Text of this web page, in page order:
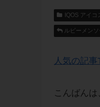
IQOS アイコ
ルビーメン
人気の記事
こんばんは